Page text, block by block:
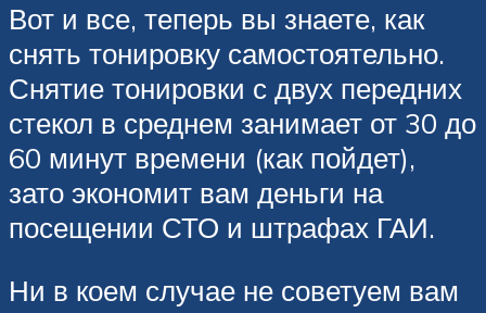
Вот и все, теперь вы знаете, как
снять тонировку самостоятельно.
Снятие тонировки с двух передних
стекол в среднем занимает от 30 до
60 минут времени (как пойдет),
зато экономит вам деньги на
посещении СТО и штрафах ГАИ.
Ни в коем случае не советуем вам